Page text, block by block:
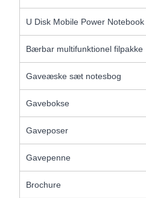
U Disk Mobile Power Notebook
Bærbar multifunktionel filpakke
Gaveæske sæt notesbog
Gavebokse
Gaveposer
Gavepenne
Brochure